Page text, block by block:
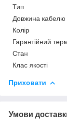
Тип
Довжина кабелю
Колір
Гарантійний
Стан
Клас якості
Приховати
Умови